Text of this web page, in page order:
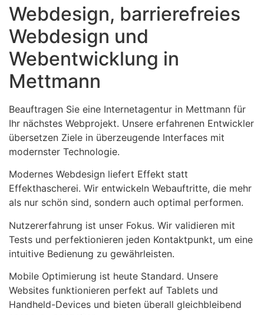
Webdesign, barrierefreies
Webdesign und
Webentwicklung in
Mettmann
Beauftragen Sie eine Internetagentur in Mettmann für
Ihr nächstes Webprojekt. Unsere erfahrenen Entwickler
übersetzen Ziele in überzeugende Interfaces mit
modernster Technologie.
Modernes Webdesign liefert Effekt statt
Effekthascherei. Wir entwickeln Webauftritte, die mehr
als nur schön sind, sondern auch optimal performen.
Nutzererfahrung ist unser Fokus. Wir validieren mit
Tests und perfektionieren jeden Kontaktpunkt, um eine
intuitive Bedienung zu gewährleisten.
Mobile Optimierung ist heute Standard. Unsere
Websites funktionieren perfekt auf Tablets und
Handheld-Devices und bieten überall gleichbleibend